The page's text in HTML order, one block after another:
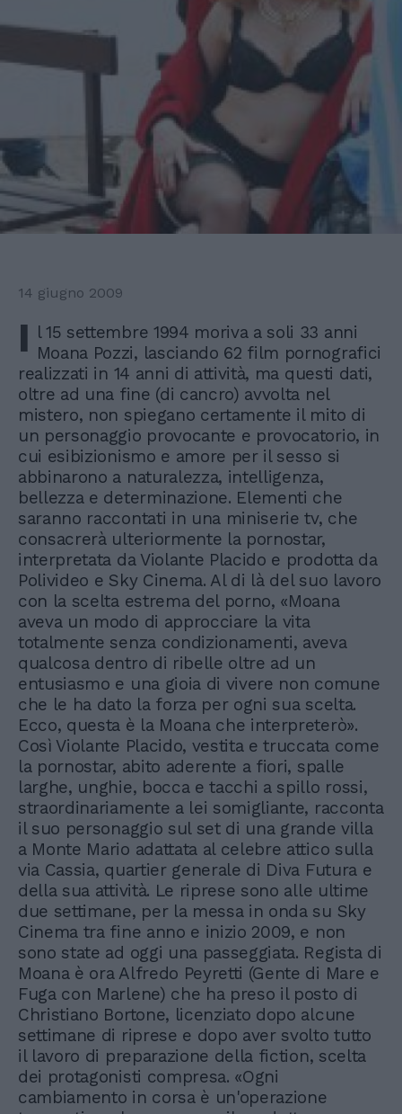
14 giugno 2009
I l 15 settembre 1994 moriva a soli 33 anni
Moana Pozzi, lasciando 62 film pornografici
realizzati in 14 anni di attività, ma questi dati,
oltre ad una fine (di cancro) avvolta nel
mistero, non spiegano certamente il mito di
un personaggio provocante e provocatorio, in
cui esibizionismo e amore per il sesso si
abbinarono a naturalezza, intelligenza,
bellezza e determinazione. Elementi che
saranno raccontati in una miniserie tv, che
consacrerà ulteriormente la pornostar,
interpretata da Violante Placido e prodotta da
Polivideo e Sky Cinema. Al di là del suo lavoro
con la scelta estrema del porno, «Moana
aveva un modo di approcciare la vita
totalmente senza condizionamenti, aveva
qualcosa dentro di ribelle oltre ad un
entusiasmo e una gioia di vivere non comune
che le ha dato la forza per ogni sua scelta.
Ecco, questa è la Moana che interpreterò».
Così Violante Placido, vestita e truccata come
la pornostar, abito aderente a fiori, spalle
larghe, unghie, bocca e tacchi a spillo rossi,
straordinariamente a lei somigliante, racconta
il suo personaggio sul set di una grande villa
a Monte Mario adattata al celebre attico sulla
via Cassia, quartier generale di Diva Futura e
della sua attività. Le riprese sono alle ultime
due settimane, per la messa in onda su Sky
Cinema tra fine anno e inizio 2009, e non
sono state ad oggi una passeggiata. Regista di
Moana è ora Alfredo Peyretti (Gente di Mare e
Fuga con Marlene) che ha preso il posto di
Christiano Bortone, licenziato dopo alcune
settimane di riprese e dopo aver svolto tutto
il lavoro di preparazione della fiction, scelta
dei protagonisti compresa. «Ogni
cambiamento in corsa è un'operazione